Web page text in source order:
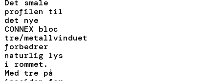
Det smale
profilen til
det nye
CONNEX bloc
tre/metallvinduet
forbedrer
naturlig lys
i rommet.
Med tre på